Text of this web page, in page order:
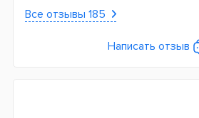
Все отзывы 185
Написать отзыв